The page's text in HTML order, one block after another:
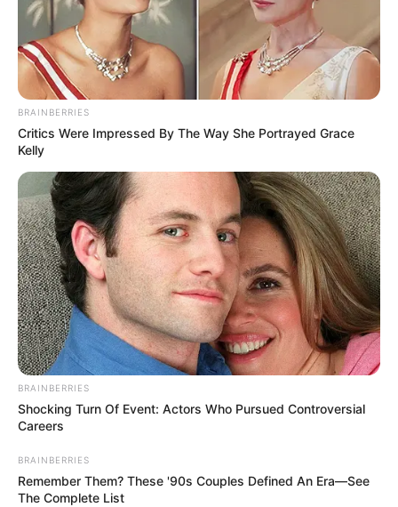
BRAINBERRIES
Critics Were Impressed By The Way She Portrayed Grace
Kelly
BRAINBERRIES
Shocking Turn Of Event: Actors Who Pursued Controversial
Careers
BRAINBERRIES
Remember Them? These '90s Couples Defined An Era—See
The Complete List